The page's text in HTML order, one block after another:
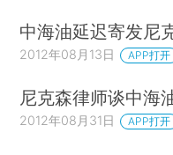
中海油延迟寄发尼
2012年08月13日 APP打开
尼克森律师谈中海
2012年08月31日 APP打开